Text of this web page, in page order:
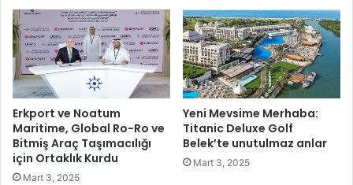
e
r
i
b
i
r
h
a
f
t
a
k
'
e
7
2
5
M
i
l
y
o
Erkport ve Noatum
Maritime, Global Ro-Ro ve
Bitmiş Araç Taşımacılığı
için Ortaklık Kurdu
Mart 3, 2025
Yeni Mevsime Merhaba:
Titanic Deluxe Golf
Belek’te unutulmaz anlar
Mart 3, 2025